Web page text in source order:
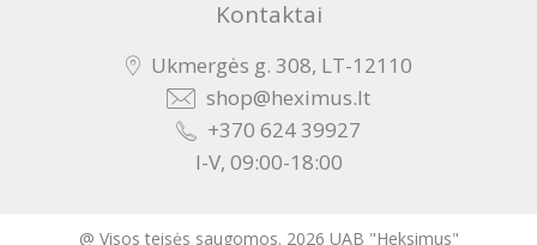
Kontaktai
Ukmergės g. 308, LT-12110
shop@heximus.lt
+370 624 39927
I-V, 09:00-18:00
@ Visos teisės saugomos. 2026 UAB "Heksimus"